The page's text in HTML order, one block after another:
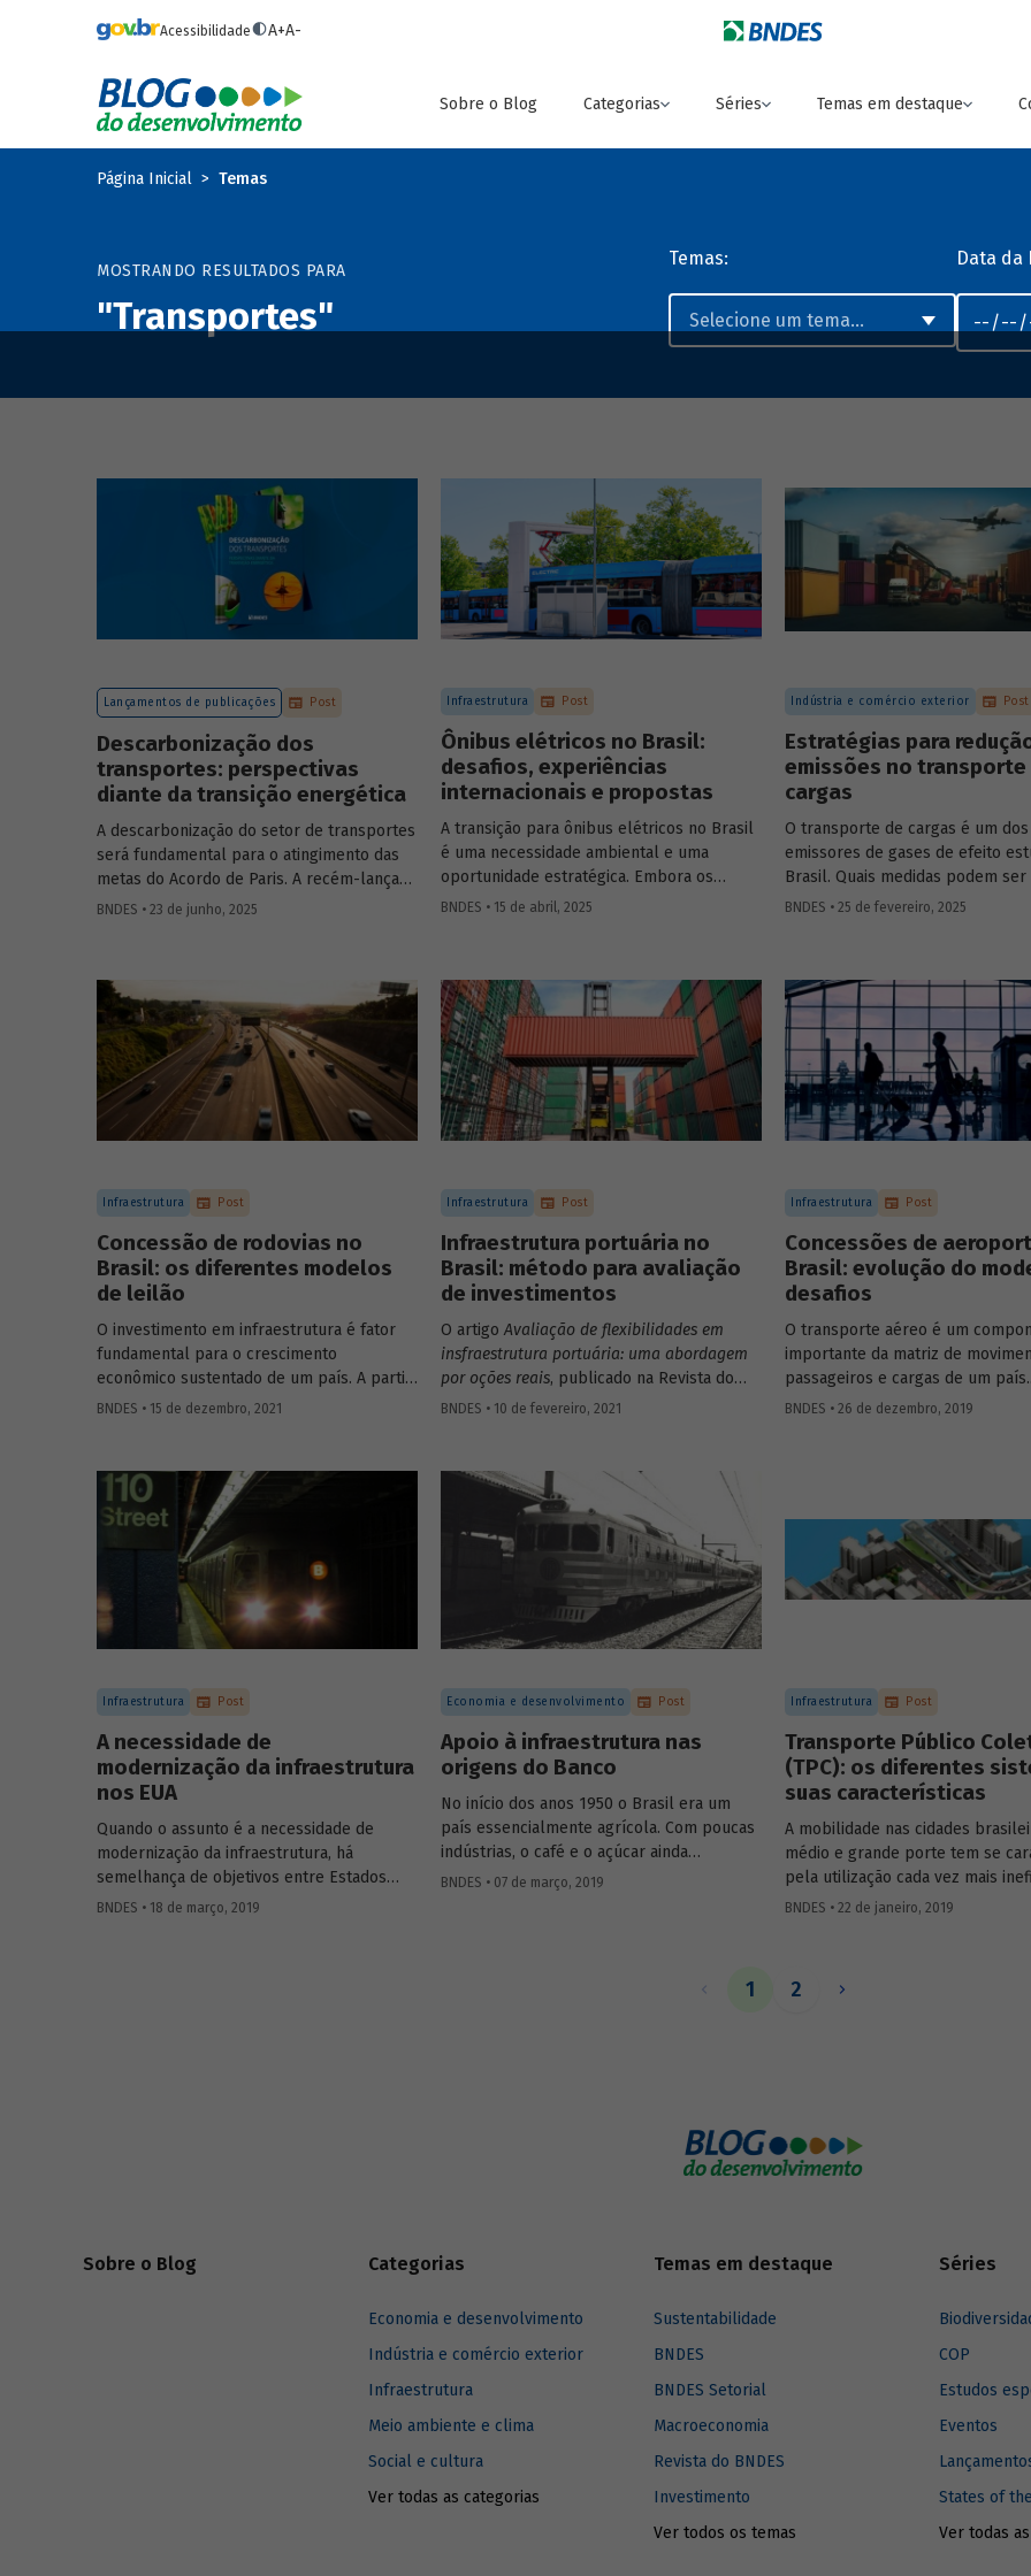
Acessibilidade A+A-
Sobre o Blog Categorias Séries Temas em destaque
Página Inicial Temas
MOSTRANDO RESULTADOS PARA
"Transportes"
Temas: Data da
Lançamentos de publicações Post
Descarbonização dos
transportes: perspectivas
diante da transição energética
A descarbonização do setor de transportes
será fundamental para o atingimento das
metas do Acordo de Paris. A recém-lançada
publicação Descarbonização dos
oportunidades para os setores automotivo,
de minerais críticos, de biocombustíveis,
de logística e de mobilidade urbana nesse
contexto, em uma discussão que engloba
infraestrutura, neoindustrialização e
economia de baixo carbono
simultaneamente.
BNDES • 23 de junho, 2025
Infraestrutura Post
Ônibus elétricos no Brasil:
desafios, experiências
internacionais e propostas
A transição para ônibus elétricos no Brasil
é uma necessidade ambiental e uma
oportunidade estratégica. Embora os
desafios sejam significativos, experiências
BNDES • 15 de abril, 2025
Indústria e comércio exterior Post
Estratégias para
emissões no transporte
cargas
O transporte de cargas é um
emissores de gases de efeito
Brasil. Quais medidas podem ser
para reduzir seu impacto
BNDES • 25 de fevereiro, 2025
Infraestrutura Post
Concessão de rodovias no
Brasil: os diferentes modelos
de leilão
O investimento em infraestrutura é fator
fundamental para o crescimento
econômico sustentado de um país. A partir
da década de 1990, no Brasil, as
sem comprometer os investimentos no
setor. Saiba mais sobre os diferentes
modelos de leilão adotados nas
concessões de rodovias realizadas no país.
BNDES • 15 de dezembro, 2021
Infraestrutura Post
Infraestrutura portuária no
Brasil: método para avaliação
de investimentos
O artigo Avaliação de flexibilidades em
insfraestrutura portuária: uma abordagem
por oções reais, publicado na Revista do
BNDES 53, apresenta uma resposta às
baseado na tomada de decisão para a
expansão de um terminal portuário de
contêineres brasileiro.
BNDES • 10 de fevereiro, 2021
Infraestrutura Post
Concessões de
Brasil: evolução do
desafios
O transporte aéreo é um
importante da matriz de
passageiros e cargas de um país.
Especialmente em um país de
evolução do modelo de
aeroportuárias no Brasil.
BNDES • 26 de dezembro, 2019
Infraestrutura Post
A necessidade de
modernização da infraestrutura
nos EUA
Quando o assunto é a necessidade de
modernização da infraestrutura, há
semelhança de objetivos entre Estados
Unidos da América (EUA) e Brasil. Em
BNDES • 18 de março, 2019
Economia e desenvolvimento Post
Apoio à infraestrutura nas
origens do Banco
No início dos anos 1950 o Brasil era um
país essencialmente agrícola. Com poucas
indústrias, o café e o açúcar ainda
sustentavam a economia e grande parte
O plano tinha o objetivo de expandir
BNDES • 07 de março, 2019
Infraestrutura Post
Transporte Público
(TPC): os diferentes
suas características
A mobilidade nas cidades
médio e grande porte tem se
pela utilização cada vez mais
espaço público em decorrência do
participação do transporte
incapacidade de atender
as necessidades de locomoção da
BNDES • 22 de janeiro, 2019
1 2
Sobre o Blog Categorias
Economia e desenvolvimento
Indústria e comércio exterior
Infraestrutura
Meio ambiente e clima
Social e cultura
Ver todas as categorias
Temas em destaque
Sustentabilidade
BNDES
BNDES Setorial
Macroeconomia
Revista do BNDES
Investimento
Ver todos os temas
Séries
COP
Estudos
Eventos
States of
Ver todas